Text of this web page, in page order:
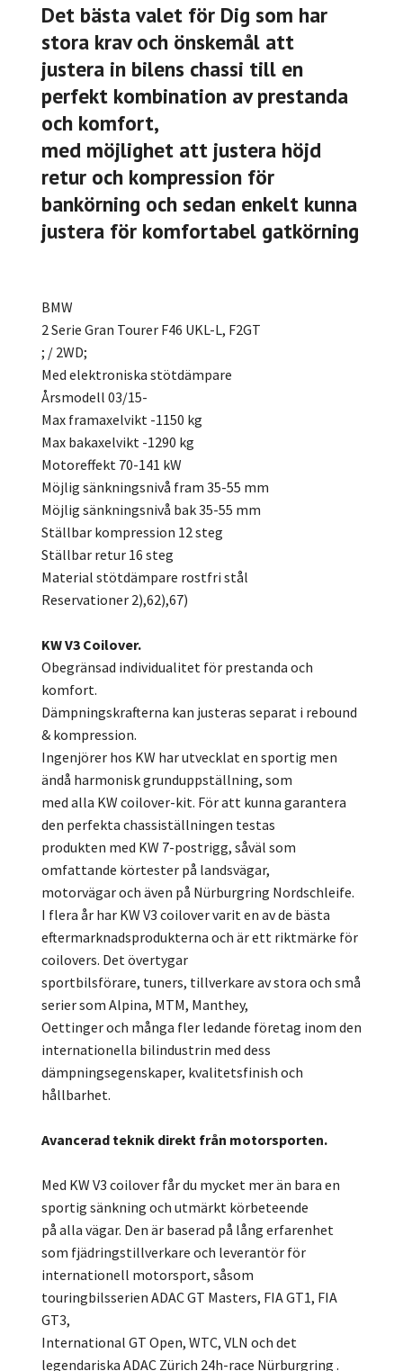
Det bästa valet för Dig som har
stora krav och önskemål att
justera in bilens chassi till en
perfekt kombination av prestanda
och komfort,
med möjlighet att justera höjd
retur och kompression för
bankörning och sedan enkelt kunna
justera för komfortabel gatkörning
BMW
2 Serie Gran Tourer F46 UKL-L, F2GT
; / 2WD;
Med elektroniska stötdämpare
Årsmodell 03/15-
Max framaxelvikt -1150 kg
Max bakaxelvikt -1290 kg
Motoreffekt 70-141 kW
Möjlig sänkningsnivå fram 35-55 mm
Möjlig sänkningsnivå bak 35-55 mm
Ställbar kompression 12 steg
Ställbar retur 16 steg
Material stötdämpare rostfri stål
Reservationer 2),62),67)
KW V3 Coilover.
Obegränsad individualitet för prestanda och
komfort.
Dämpningskrafterna kan justeras separat i rebound
& kompression.
Ingenjörer hos KW har utvecklat en sportig men
ändå harmonisk grunduppställning, som
med alla KW coilover-kit. För att kunna garantera
den perfekta chassiställningen testas
produkten med KW 7-postrigg, såväl som
omfattande körtester på landsvägar,
motorvägar och även på Nürburgring Nordschleife.
I flera år har KW V3 coilover varit en av de bästa
eftermarknadsprodukterna och är ett riktmärke för
coilovers. Det övertygar
sportbilsförare, tuners, tillverkare av stora och små
serier som Alpina, MTM, Manthey,
Oettinger och många fler ledande företag inom den
internationella bilindustrin med dess
dämpningsegenskaper, kvalitetsfinish och
hållbarhet.
Avancerad teknik direkt från motorsporten.
Med KW V3 coilover får du mycket mer än bara en
sportig sänkning och utmärkt körbeteende
på alla vägar. Den är baserad på lång erfarenhet
som fjädringstillverkare och leverantör för
internationell motorsport, såsom
touringbilsserien ADAC GT Masters, FIA GT1, FIA
GT3,
International GT Open, WTC, VLN och det
legendariska ADAC Zürich 24h-race Nürburgring .